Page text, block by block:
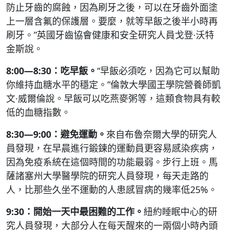
防止牙齒的腐蝕，因為刷牙之後，可以在牙齒外面塗
上一層含氟的保護層。要麼，就等早飯之後半小時再
刷牙。”英國牙齒協會健康和安全研究人員戈登·沃特
金斯說。
8:00―8:30：吃早飯。 “早飯必須吃，因為它可以幫助
你維持血糖水平的穩定。”倫敦大學國王學院營養師凱
文·威爾倫說。早飯可以吃燕麥粥等，這類食物具有較
低的血糖指數。
8:30―9:00：避免運動。 來自布魯奈爾大學的研究人
員發現，在早晨進行鍛鍊的運動員更容易感染疾病，
因為免疫系統在這個時間的功能最弱。步行上班。馬
薩諸塞州大學醫學院的研究人員發現，每天走路的
人，比那些久坐不運動的人患感冒病的幾率低25%。
9:30：開始一天中最困難的工作。 紐約睡眠中心的研
究人員發現，大部分人在每天醒來的一兩個小時內頭